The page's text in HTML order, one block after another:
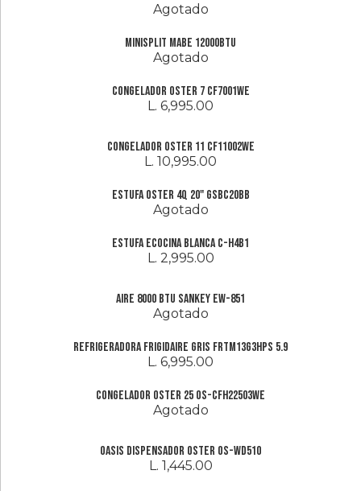
Agotado
Minisplit Mabe 12000btu
Agotado
Congelador Oster 7 CF7001WE
L. 6,995.00
Congelador Oster 11 CF11002WE
L. 10,995.00
Estufa Oster 4Q 20" GSBC20BB
Agotado
Estufa Ecocina Blanca C-H4B1
L. 2,995.00
Aire 8000 btu Sankey ew-851
Agotado
Refrigeradora Frigidaire Gris FRTM13G3HPS 5.9
L. 6,995.00
Congelador Oster 25 OS-CFH22503WE
Agotado
Oasis dispensador Oster OS-WD510
L. 1,445.00